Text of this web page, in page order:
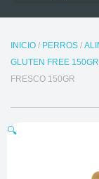
INICIO/ PERROS/
GLUTEN FREE 150GR
FRESCO 150GR
🔍